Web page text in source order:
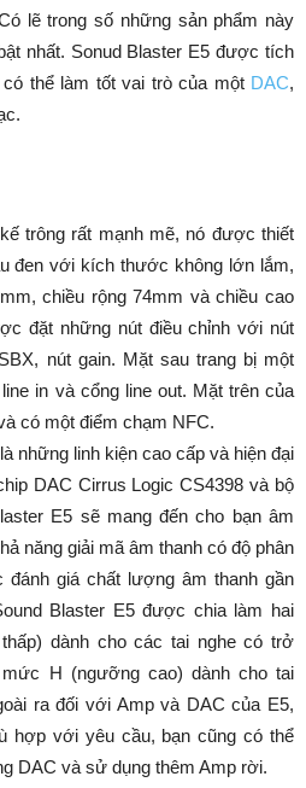
lẽ trong số những sản phẩm này
nhất. Sonud Blaster E5 được tích
thể làm tốt vai trò của một DAC,
trông rất mạnh mẽ, nó được thiết
đen với kích thước không lớn lắm,
chiều rộng 74mm và chiều cao
đặt những nút điều chỉnh với nút
nút gain. Mặt sau trang bị một
in và cổng line out. Mặt trên của
có một điểm chạm NFC.
những linh kiện cao cấp và hiện đại
DAC Cirrus Logic CS4398 và bộ
E5 sẽ mang đến cho bạn âm
năng giải mã âm thanh có độ phân
giá chất lượng âm thanh gần
Blaster E5 được chia làm hai
dành cho các tai nghe có trở
H (ngưỡng cao) dành cho tai
ra đối với Amp và DAC của E5,
hợp với yêu cầu, bạn cũng có thể
DAC và sử dụng thêm Amp rời.